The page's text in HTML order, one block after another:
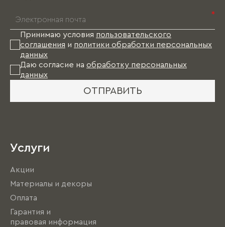
*
Принимаю условия пользовательского
соглашения и политики обработки персональных
данных
Даю согласие на обработку персональных
данных
ОТПРАВИТЬ
Услуги
Акции
Материалы и декоры
Оплата
Гарантия и
правовая информация